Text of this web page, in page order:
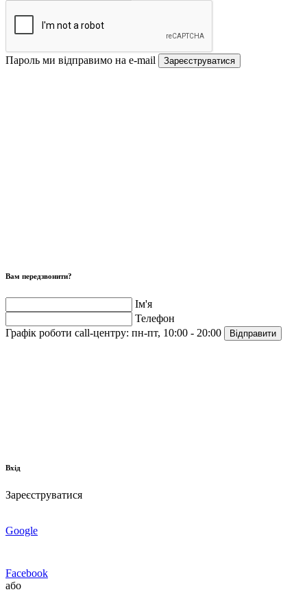
Пароль ми відправимо на e-mail Зареєструватися
Вам передзвонити?
Ім'я
Телефон
Графік роботи call-центру: пн-пт, 10:00 - 20:00 Відправити
Вхід
Зареєструватися
Google
Facebook
або